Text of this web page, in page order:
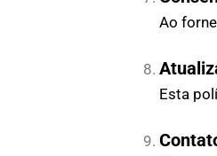
Ao
Esta